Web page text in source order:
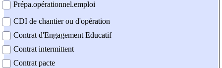
Prépa.opérationnel.emploi
CDI de chantier ou d'opération
Contrat d'Engagement Educatif
Contrat intermittent
Contrat pacte